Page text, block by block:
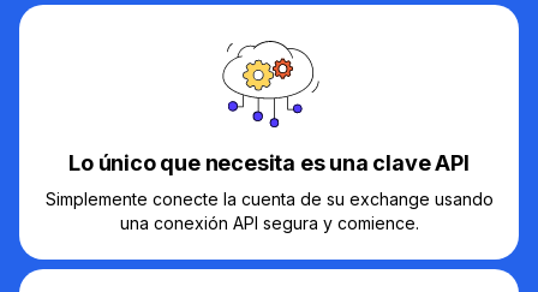
Lo único que necesita es una clave API
Simplemente conecte la cuenta de su exchange usando
una conexión API segura y comience.